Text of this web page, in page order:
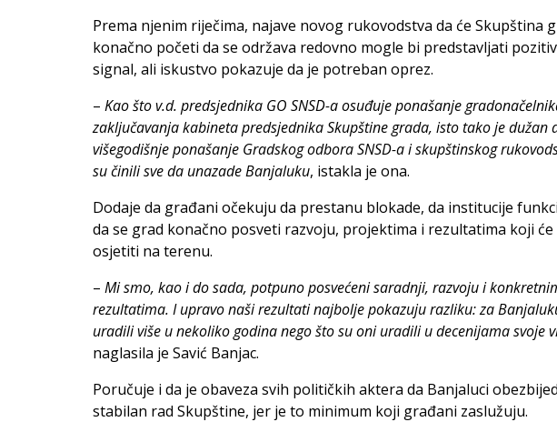
Prema njenim riječima, najave novog rukovodstva da će Skupština
konačno početi da se održava redovno mogle bi predstavljati
signal, ali iskustvo pokazuje da je potreban oprez.
– Kao što v.d. predsjednika GO SNSD-a osuđuje ponašanje
zaključavanja kabineta predsjednika Skupštine grada, isto tako je dužan
višegodišnje ponašanje Gradskog odbora SNSD-a i skupštinskog
su činili sve da unazade Banjaluku, istakla je ona.
Dodaje da građani očekuju da prestanu blokade, da institucije
da se grad konačno posveti razvoju, projektima i rezultatima koji će
osjetiti na terenu.
– Mi smo, kao i do sada, potpuno posvećeni saradnji, razvoju i
rezultatima. I upravo naši rezultati najbolje pokazuju razliku: za
uradili više u nekoliko godina nego što su oni uradili u decenijama svoje
naglasila je Savić Banjac.
Poručuje i da je obaveza svih političkih aktera da Banjaluci
stabilan rad Skupštine, jer je to minimum koji građani zaslužuju.